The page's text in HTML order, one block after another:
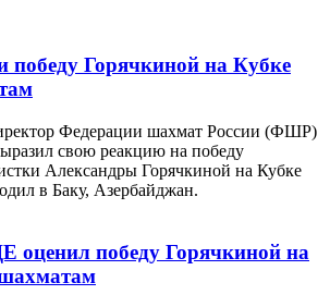
Горячкиной на Кубке
Федерации шахмат России (ФШР)
свою реакцию на победу
Александры Горячкиной на Кубке
в Баку, Азербайджан.
оценил победу Горячкиной на